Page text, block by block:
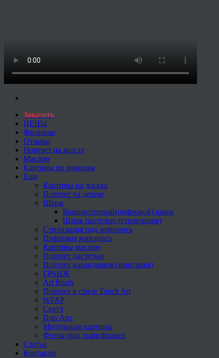
Заказать
ЦЕНЫ
Филиалы
Отзывы
Портрет на холсте
Маслом
Картины по номерам
Еще
Картины на досках
Портрет на дереве
Шарж
Компьютерный(цифровой) шарж
Шарж пастелью (стилизация)
Стилизация под живопись
Цифровая живопись
Картины маслом
Портрет пастелью
Портрет карандашом (имитация)
ГРАНЖ
Art Brush
Портрет в стиле Touch Art
WPAP
Скетч
Поп Арт
Модульные картины
Фотокубик трансформер
Статьи
Контакты